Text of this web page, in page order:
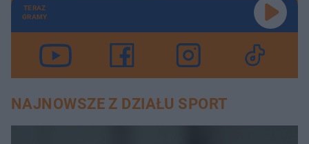
TERAZ
GRAMY
NAJNOWSZE Z DZIAŁU SPORT